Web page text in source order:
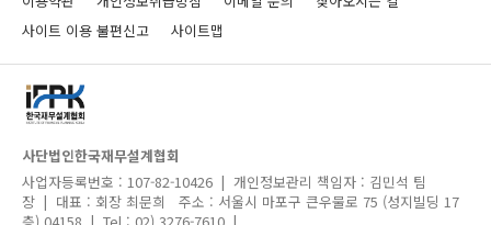
사이트 이용 불편신고
사이트맵
사단법인한국재무설계협회
사업자등록번호 : 107-82-10426 | 개인정보관리 책임자 : 김민석 팀
장 | 대표 : 회장 최문희 주소 : 서울시 마포구 큰우물로 75 (성지빌딩 17